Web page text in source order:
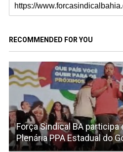
RECOMMENDED FOR YOU
Força Sindical BA participa
Plenária PPA Estadual do